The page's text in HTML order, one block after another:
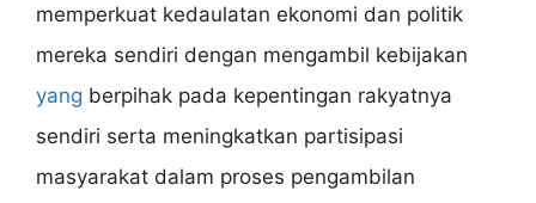
memperkuat kedaulatan ekonomi dan politik
mereka sendiri dengan mengambil kebijakan
yang berpihak pada kepentingan rakyatnya
sendiri serta meningkatkan partisipasi
masyarakat dalam proses pengambilan